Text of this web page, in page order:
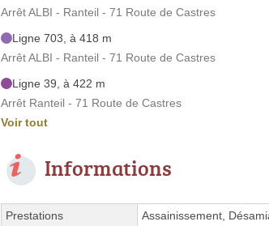
Arrêt ALBI - Ranteil - 71 Route de Castres
Ligne 703, à 418 m
Arrêt ALBI - Ranteil - 71 Route de Castres
Ligne 39, à 422 m
Arrêt Ranteil - 71 Route de Castres
Voir tout
Informations
Prestations Assainissement,